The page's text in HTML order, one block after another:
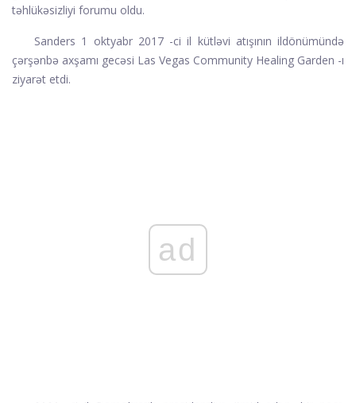
təhlükəsizliyi forumu oldu.
Sanders 1 oktyabr 2017 -ci il kütləvi atışının ildönümündə
çərşənbə axşamı gecəsi Las Vegas Community Healing Garden -ı
ziyarət etdi.
ad